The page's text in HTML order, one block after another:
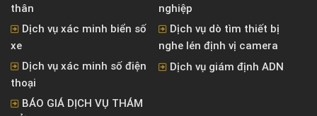
thân
nghiệp
Dịch vụ xác minh biển số
xe
Dịch vụ dò tìm thiết bị
nghe lén định vị camera
Dịch vụ xác minh số điện
thoại
Dịch vụ giám định ADN
BÁO GIÁ DỊCH VỤ THÁM